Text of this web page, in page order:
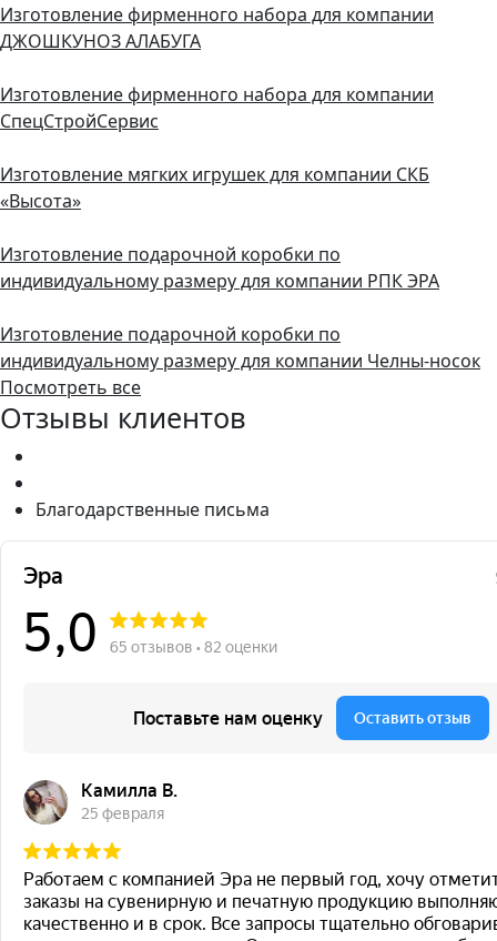
Изготовление фирменного набора для компании
ДЖОШКУНОЗ АЛАБУГА
Изготовление фирменного набора для компании
СпецСтройСервис
Изготовление мягких игрушек для компании СКБ
«Высота»
Изготовление подарочной коробки по
индивидуальному размеру для компании РПК ЭРА
Изготовление подарочной коробки по
индивидуальному размеру для компании Челны-носок
Посмотреть все
Отзывы клиентов
Благодарственные письма